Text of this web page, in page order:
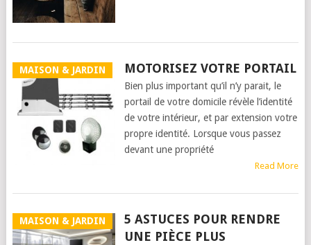
MAISON & JARDIN MOTORISEZ VOTRE PORTAIL
Bien plus important qu’il n’y parait, le
portail de votre domicile révèle l’identité
de votre intérieur, et par extension votre
propre identité. Lorsque vous passez
devant une propriété
Read More
MAISON & JARDIN
5 ASTUCES POUR RENDRE
UNE PIÈCE PLUS